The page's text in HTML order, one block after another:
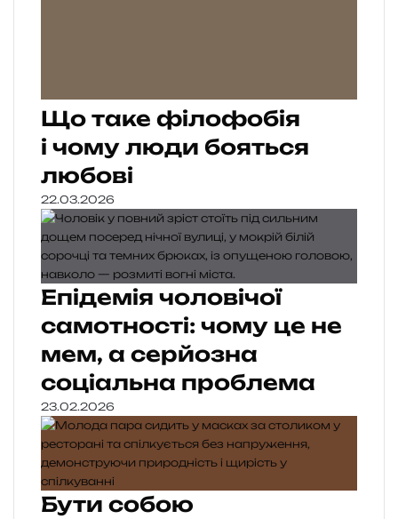
Що таке філофобія
і чому люди бояться
любові
22.03.2026
Епідемія чоловічої
самотності: чому це не
мем, а серйозна
соціальна проблема
23.02.2026
Бути собою